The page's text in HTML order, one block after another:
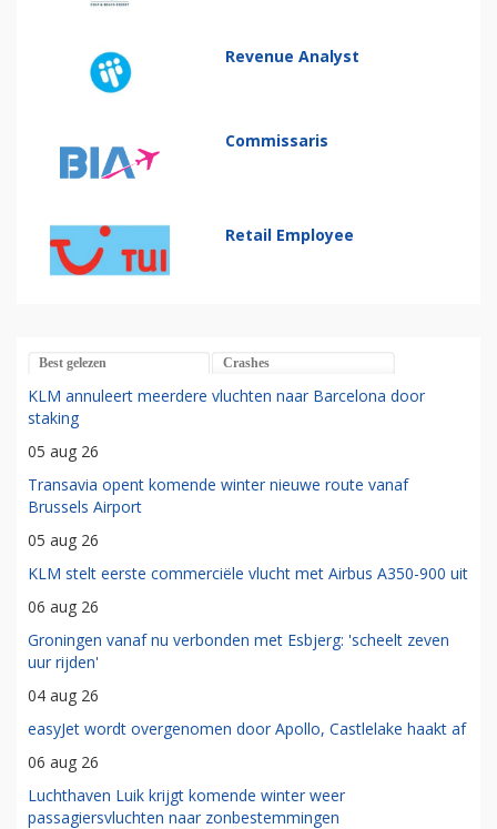
Revenue Analyst
Commissaris
Retail Employee
Best gelezen Crashes
KLM annuleert meerdere vluchten naar Barcelona door
staking
05 aug 26
Transavia opent komende winter nieuwe route vanaf
Brussels Airport
05 aug 26
KLM stelt eerste commerciële vlucht met Airbus A350-900 uit
06 aug 26
Groningen vanaf nu verbonden met Esbjerg: 'scheelt zeven
uur rijden'
04 aug 26
easyJet wordt overgenomen door Apollo, Castlelake haakt af
06 aug 26
Luchthaven Luik krijgt komende winter weer
passagiersvluchten naar zonbestemmingen